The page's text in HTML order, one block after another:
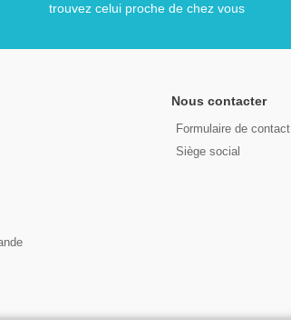
trouvez celui proche de chez vous
Nous contacter
Formulaire de contact
Siège social